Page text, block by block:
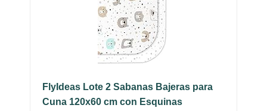
FlyIdeas Lote 2 Sabanas Bajeras para
Cuna 120x60 cm con Esquinas